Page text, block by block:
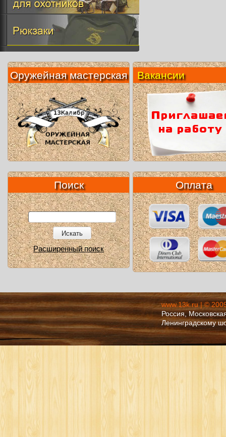
Оружейная мастерскаяВакансии
Поиск
Искать
Расширенный поиск
Оплата
www.13k.ru | ©
Россия,
Ленинградскому